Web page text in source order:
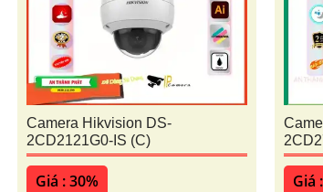
Camera Hikvision DS-
2CD2121G0-IS (C)
Giá : 30%
Giá